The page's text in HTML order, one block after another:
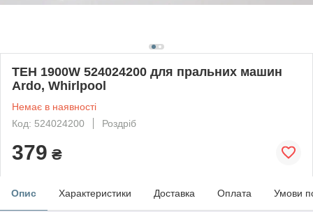
ТЕН 1900W 524024200 для пральних машин
Ardo, Whirlpool
Немає в наявності
Код: 524024200
Роздріб
379 ₴
Опис Характеристики Доставка Оплата Умови